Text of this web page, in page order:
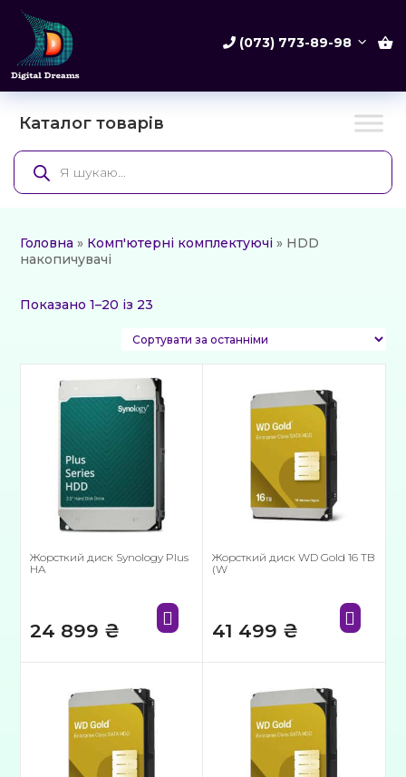
(073) 773-89-98
Каталог товарів
Products
search
Головна » Комп'ютерні комплектуючі » HDD
накопичувачі
Показано 1–20 із 23
останнім
Жорсткий диск Synology Plus
HA
24 899 ₴
Жорсткий диск WD Gold 16 TB
(W
41 499 ₴